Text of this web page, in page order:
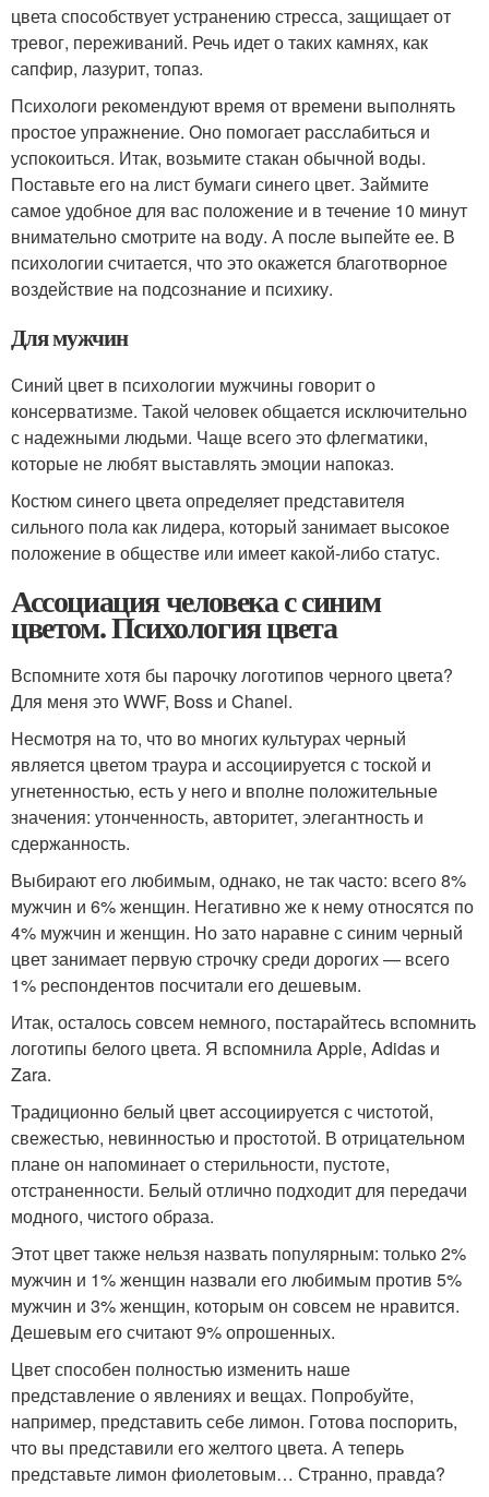
цвета способствует устранению стресса, защищает от
тревог, переживаний. Речь идет о таких камнях, как
сапфир, лазурит, топаз.
Психологи рекомендуют время от времени выполнять
простое упражнение. Оно помогает расслабиться и
успокоиться. Итак, возьмите стакан обычной воды.
Поставьте его на лист бумаги синего цвет. Займите
самое удобное для вас положение и в течение 10 минут
внимательно смотрите на воду. А после выпейте ее. В
психологии считается, что это окажется благотворное
воздействие на подсознание и психику.
Для мужчин
Синий цвет в психологии мужчины говорит о
консерватизме. Такой человек общается исключительно
с надежными людьми. Чаще всего это флегматики,
которые не любят выставлять эмоции напоказ.
Костюм синего цвета определяет представителя
сильного пола как лидера, который занимает высокое
положение в обществе или имеет какой-либо статус.
Ассоциация человека с синим
цветом. Психология цвета
Вспомните хотя бы парочку логотипов черного цвета?
Для меня это WWF, Boss и Chanel.
Несмотря на то, что во многих культурах черный
является цветом траура и ассоциируется с тоской и
угнетенностью, есть у него и вполне положительные
значения: утонченность, авторитет, элегантность и
сдержанность.
Выбирают его любимым, однако, не так часто: всего 8%
мужчин и 6% женщин. Негативно же к нему относятся по
4% мужчин и женщин. Но зато наравне с синим черный
цвет занимает первую строчку среди дорогих — всего
1% респондентов посчитали его дешевым.
Итак, осталось совсем немного, постарайтесь вспомнить
логотипы белого цвета. Я вспомнила Apple, Adidas и
Zara.
Традиционно белый цвет ассоциируется с чистотой,
свежестью, невинностью и простотой. В отрицательном
плане он напоминает о стерильности, пустоте,
отстраненности. Белый отлично подходит для передачи
модного, чистого образа.
Этот цвет также нельзя назвать популярным: только 2%
мужчин и 1% женщин назвали его любимым против 5%
мужчин и 3% женщин, которым он совсем не нравится.
Дешевым его считают 9% опрошенных.
Цвет способен полностью изменить наше
представление о явлениях и вещах. Попробуйте,
например, представить себе лимон. Готова поспорить,
что вы представили его желтого цвета. А теперь
представьте лимон фиолетовым… Странно, правда?